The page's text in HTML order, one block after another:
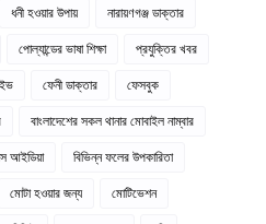
ধনী হওয়ার উপায়
নারায়ণগঞ্জ ডাক্তার
পোল্যান্ডের ভাষা শিক্ষা
প্রযুক্তির খবর
ফেনী ডাক্তার
ফেসবুক
বাংলাদেশের সকল থানার মোবাইল নাম্বার
আইডিয়া
বিভিন্ন ফলের উপকারিতা
মোটা হওয়ার জন্য
মোটিভেশন